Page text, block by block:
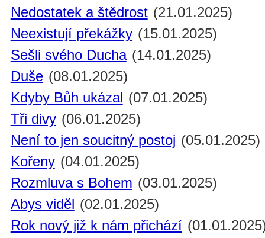
Nedostatek a štědrost (21.01.2025)
Neexistují překážky (15.01.2025)
Sešli svého Ducha (14.01.2025)
Duše (08.01.2025)
Kdyby Bůh ukázal (07.01.2025)
Tři divy (06.01.2025)
Není to jen soucitný postoj (05.01.2025)
Kořeny (04.01.2025)
Rozmluva s Bohem (03.01.2025)
Abys viděl (02.01.2025)
Rok nový již k nám přichází